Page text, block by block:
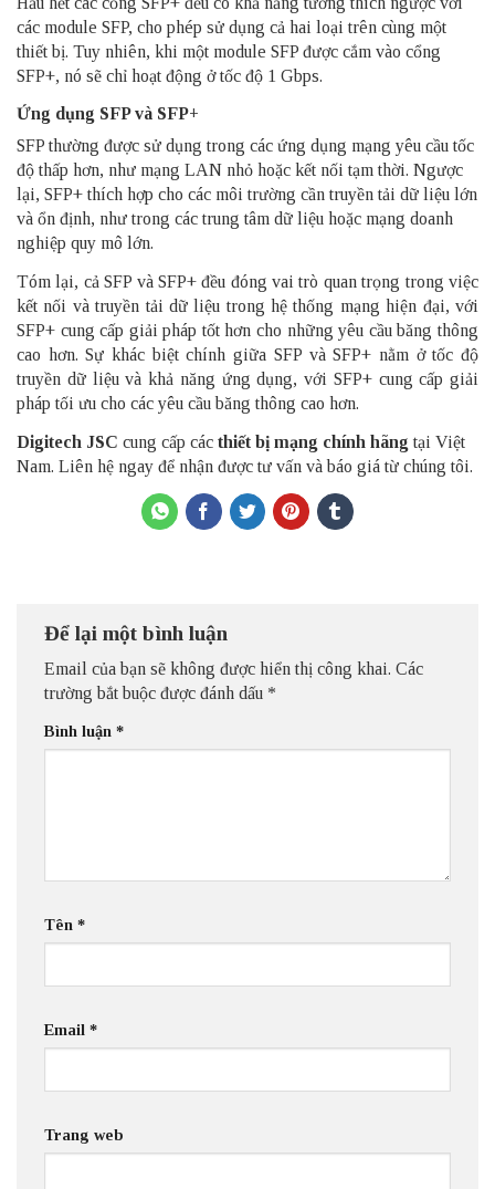
các module SFP, cho phép sử dụng cả hai loại trên cùng một
thiết bị. Tuy nhiên, khi một module SFP được cắm vào cổng
SFP+, nó sẽ chỉ hoạt động ở tốc độ 1 Gbps.
Ứng dụng SFP và SFP+
SFP thường được sử dụng trong các ứng dụng mạng yêu cầu tốc
độ thấp hơn, như mạng LAN nhỏ hoặc kết nối tạm thời. Ngược
lại, SFP+ thích hợp cho các môi trường cần truyền tải dữ liệu lớn
và ổn định, như trong các trung tâm dữ liệu hoặc mạng doanh
nghiệp quy mô lớn.
Tóm lại, cả SFP và SFP+ đều đóng vai trò quan trọng trong việc
kết nối và truyền tải dữ liệu trong hệ thống mạng hiện đại, với
SFP+ cung cấp giải pháp tốt hơn cho những yêu cầu băng thông
cao hơn. Sự khác biệt chính giữa SFP và SFP+ nằm ở tốc độ
truyền dữ liệu và khả năng ứng dụng, với SFP+ cung cấp giải
pháp tối ưu cho các yêu cầu băng thông cao hơn.
Digitech JSC cung cấp các thiết bị mạng chính hãng tại Việt
Nam. Liên hệ ngay để nhận được tư vấn và báo giá từ chúng tôi.
Để lại một bình luận
Email của bạn sẽ không được hiển thị công khai. Các
trường bắt buộc được đánh dấu *
Bình luận *
Tên *
Email *
Trang web